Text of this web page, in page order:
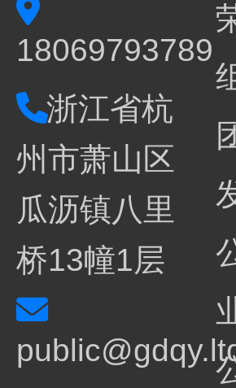
18069793789
浙江省杭
州市萧山区
瓜沥镇八里
桥13幢1层